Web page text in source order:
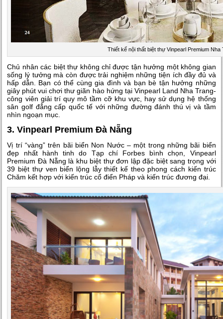
Thiết kế nội thất biệt thự Vinpearl Premium Nha
Chủ nhân các biệt thự không chỉ được tận hưởng một không gian
sống lý tưởng mà còn được trải nghiệm những tiện ích đầy đủ và
hấp dẫn. Bạn có thể cùng gia đình và bạn bè tận hưởng những
giây phút vui chơi thư giãn hào hứng tại Vinpearl Land Nha Trang-
công viên giải trí quy mô tầm cỡ khu vực, hay sử dụng hệ thống
sân golf đẳng cấp quốc tế với những đường đánh thú vị và tầm
nhìn ngoạn mục.
3. Vinpearl Premium Đà Nẵng
Vị trí “vàng” trên bãi biển Non Nước – một trong những bãi biển
đẹp nhất hành tinh do Tạp chí Forbes bình chọn, Vinpearl
Premium Đà Nẵng là khu biệt thự đơn lập đặc biệt sang trọng với
39 biệt thự ven biển lộng lẫy thiết kế theo phong cách kiến trúc
Chăm kết hợp với kiến trúc cổ điển Pháp và kiến trúc đương đại.